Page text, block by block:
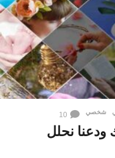
,
شخصي 10
نحلل